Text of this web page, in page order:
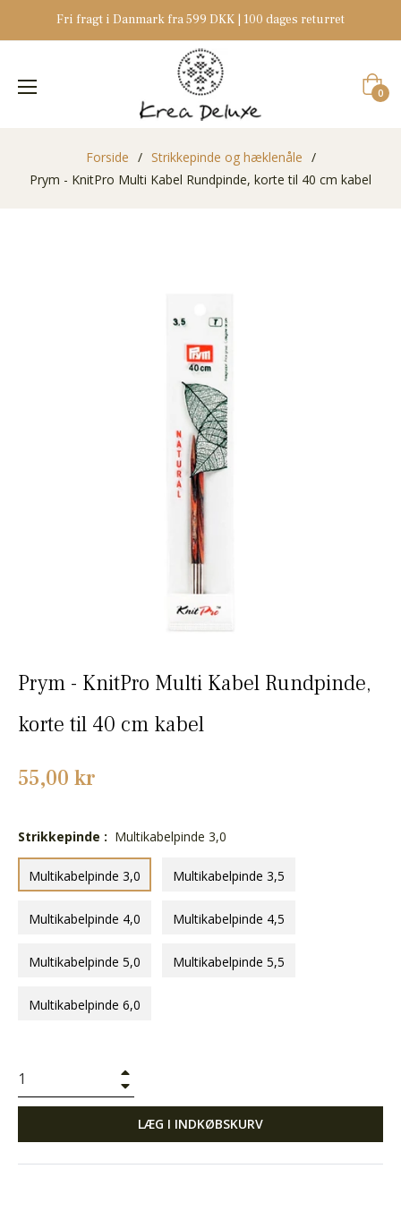
Fri fragt i Danmark fra 599 DKK | 100 dages returret
0
Forside / Strikkepinde og hæklenåle /
Prym - KnitPro Multi Kabel Rundpinde, korte til 40 cm kabel
Prym - KnitPro Multi Kabel Rundpinde,
korte til 40 cm kabel
Normalpris
55,00 kr
Strikkepinde : Multikabelpinde 3,0
Multikabelpinde 3,0 Multikabelpinde 3,5
Multikabelpinde 4,0 Multikabelpinde 4,5
Multikabelpinde 5,0 Multikabelpinde 5,5
Multikabelpinde 6,0
LÆG I INDKØBSKURV